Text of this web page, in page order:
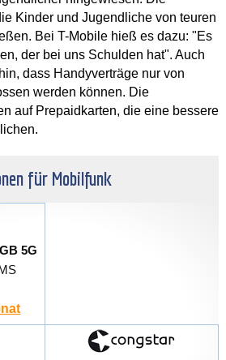
Kinder und Jugendliche von teuren
Bei T-Mobile hieß es dazu: "Es
der bei uns Schulden hat". Auch
dass Handyverträge nur von
werden können. Die
auf Prepaidkarten, die eine bessere
für Mobilfunk
5G